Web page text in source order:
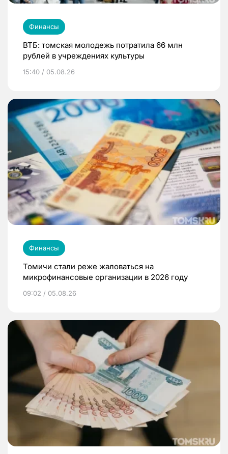
Финансы
ВТБ: томская молодежь потратила 66 млн
рублей в учреждениях культуры
15:40 / 05.08.26
Финансы
Томичи стали реже жаловаться на
микрофинансовые организации в 2026 году
09:02 / 05.08.26